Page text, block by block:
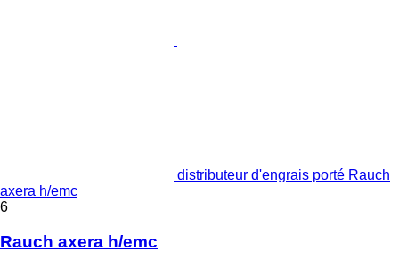
distributeur d'engrais porté Rauch
axera h/emc
6
Rauch axera h/emc